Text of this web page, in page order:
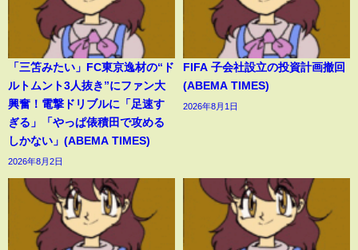
「三笘みたい」FC東京逸材の“ド
ルトムント3人抜き”にファン大
興奮！電撃ドリブルに「足速す
ぎる」「やっぱ俵積田で攻める
しかない」(ABEMA TIMES)
2026年8月2日
FIFA 子会社設立の投資計画撤回
(ABEMA TIMES)
2026年8月1日